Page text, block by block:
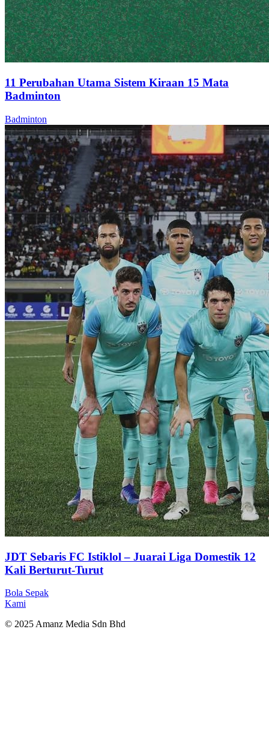
11 Perubahan Utama Sistem Kiraan 15 Mata
Badminton
Badminton
JDT Sebaris FC Istiklol – Juarai Liga Domestik 12
Kali Berturut-Turut
Bola Sepak
Kami
© 2025 Amanz Media Sdn Bhd